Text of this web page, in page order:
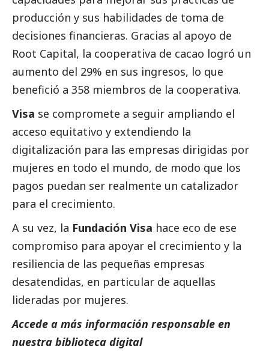
producción y sus habilidades de toma de
decisiones financieras. Gracias al apoyo de
Root Capital, la cooperativa de cacao logró un
aumento del 29% en sus ingresos, lo que
benefició a 358 miembros de la cooperativa.
Visa se compromete a seguir ampliando el
acceso equitativo y extendiendo la
digitalización para las empresas dirigidas por
mujeres en todo el mundo, de modo que los
pagos puedan ser realmente un catalizador
para el crecimiento.
A su vez, la Fundación Visa hace eco de ese
compromiso para apoyar el crecimiento y la
resiliencia de las pequeñas empresas
desatendidas, en particular de aquellas
lideradas por mujeres.
Accede a más información responsable en
nuestra biblioteca digital